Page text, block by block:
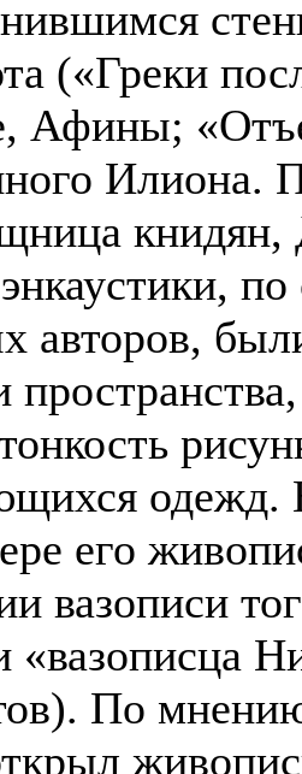
(«Греки
Афины;
Илиона.
авторов,
одежд.
его
вазописи
«вазописца
По